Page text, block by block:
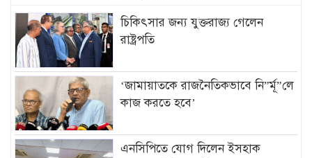
চিকিৎসার জন্য যুক্তরাজ্য গেলেন
রাষ্ট্রপতি
‘জামায়াতকে রাজনৈতিকভাবে নি”র্মূ”লে
কাজ করতে হবে’
এনসিপিতে যোগ দিলেন ইসহাক